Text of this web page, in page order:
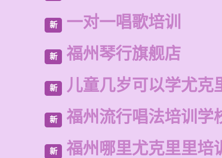
新 一对一唱歌培训
新 福州琴行旗舰店
新 儿童几岁可以学尤克
新 福州流行唱法培训学
新 福州哪里尤克里里培